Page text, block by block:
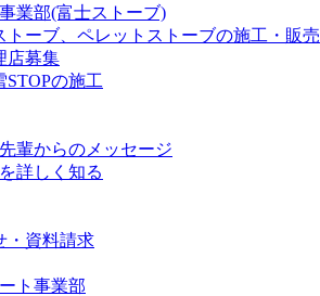
業部(富士ストーブ)
トーブ、ペレットストーブの施工・販売
店募集
STOPの施工
輩からのメッセージ
詳しく知る
ト事業部